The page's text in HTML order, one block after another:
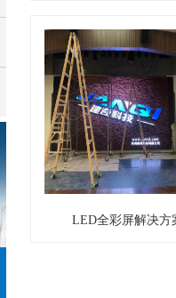
LED全彩屏解决方